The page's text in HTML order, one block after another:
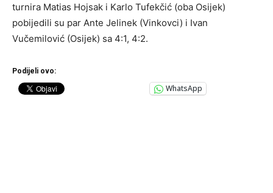
turnira Matias Hojsak i Karlo Tufekčić (oba Osijek)
pobijedili su par Ante Jelinek (Vinkovci) i Ivan
Vučemilović (Osijek) sa 4:1, 4:2.
Podijeli ovo:
WhatsApp